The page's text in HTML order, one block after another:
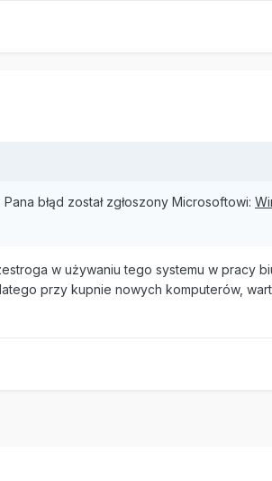
błąd został zgłoszony Microsoftowi:
w używaniu tego systemu w pracy
przy kupnie nowych komputerów,